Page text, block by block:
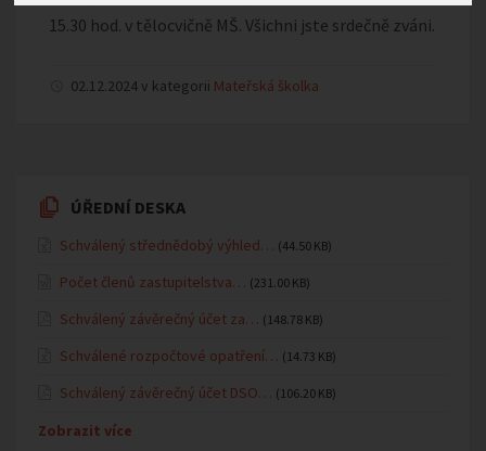
15.30 hod. v tělocvičně MŠ. Všichni jste srdečně zváni.
02.12.2024 v kategorii Mateřská školka
ÚŘEDNÍ DESKA
Schválený střednědobý výhled… (44.50 KB)
Počet členů zastupitelstva… (231.00 KB)
Schválený závěrečný účet za… (148.78 KB)
Schválené rozpočtové opatření… (14.73 KB)
Schválený závěrečný účet DSO… (106.20 KB)
Zobrazit více